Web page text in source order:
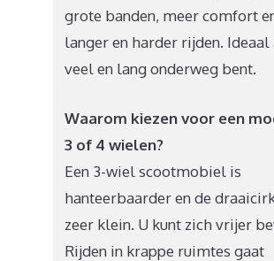
grote banden, meer comfort
langer en harder rijden. Ideaal
veel en lang onderweg bent.
Waarom kiezen voor een
3 of 4 wielen?
Een 3-wiel scootmobiel is
hanteerbaarder en de
zeer klein. U kunt zich vrijer
Rijden in krappe ruimtes gaat